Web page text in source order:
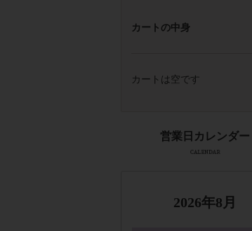
カートの中身
カートは空です
2026年8月